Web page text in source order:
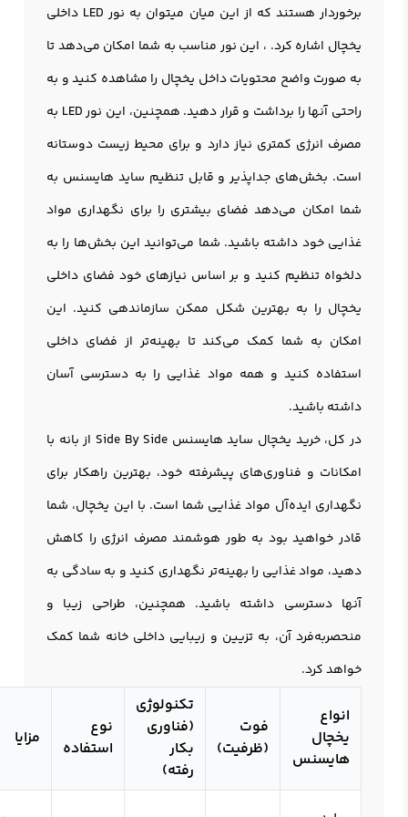
برخوردار هستند که از این میان میتوان به نور LED داخلی
يخچال اشاره کرد. ، این نور مناسب به شما امکان می‌دهد تا
به صورت واضح محتویات داخل یخچال را مشاهده کنید و به
راحتی آنها را برداشت و قرار دهید. همچنین، این نور LED به
مصرف انرژی کمتری نیاز دارد و برای محیط زیست دوستانه
است. بخش‌های جداپذیر و قابل تنظیم سايد هايسنس به
شما امکان می‌دهد فضای بیشتری را برای نگهداری مواد
غذایی خود داشته باشید. شما می‌توانید این بخش‌ها را به
دلخواه تنظیم کنید و بر اساس نیازهای خود فضای داخلی
یخچال را به بهترین شکل ممکن سازماندهی کنید. این
امکان به شما کمک می‌کند تا بهینه‌تر از فضای داخلی
استفاده کنید و همه مواد غذایی را به دسترسی آسان
داشته باشید.
در کل، خرید یخچال ساید هایسنس Side By Side از بانه با
امکانات و فناوری‌های پیشرفته خود، بهترین راهکار برای
نگهداری ایده‌آل مواد غذایی شما است. با این یخچال، شما
قادر خواهید بود به طور هوشمند مصرف انرژی را کاهش
دهید، مواد غذایی را بهینه‌تر نگهداری کنید و به سادگی به
آنها دسترسی داشته باشید. همچنین، طراحی زیبا و
منحصربه‌فرد آن، به تزیین و زیبایی داخلی خانه شما کمک
خواهد کرد.
انواع
یخچال
هایسنس
فوت
(ظرفیت)
تکنولوژی
(فناوری
بکار
رفته)
نوع
استفاده
مزایا